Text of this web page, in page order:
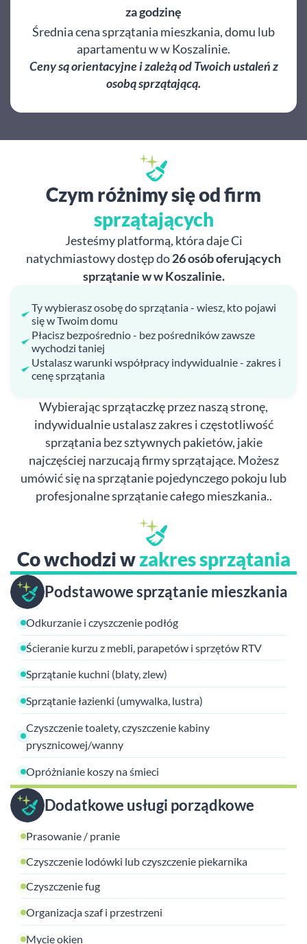
za godzinę
Średnia cena sprzątania mieszkania, domu lub
apartamentu w w Koszalinie.
Ceny są orientacyjne i zależą od Twoich ustaleń z
osobą sprzątającą.
Czym różnimy się od firm
sprzątających
Jesteśmy platformą, która daje Ci
natychmiastowy dostęp do26 osób oferujących
sprzątanie w w Koszalinie.
Ty wybierasz osobę do sprzątania - wiesz, kto pojawi
się w Twoim domu
Płacisz bezpośrednio - bez pośredników zawsze
wychodzi taniej
Ustalasz warunki współpracy indywidualnie - zakres i
cenę sprzątania
Wybierając sprzątaczkę przez naszą stronę,
indywidualnie ustalasz zakres i częstotliwość
sprzątania bez sztywnych pakietów, jakie
najczęściej narzucają firmy sprzątające. Możesz
umówić się na sprzątanie pojedynczego pokoju lub
profesjonalne sprzątanie całego mieszkania..
Co wchodzi wzakres sprzątania
Podstawowe sprzątanie mieszkania
Odkurzanie i czyszczenie podłóg
Ścieranie kurzu z mebli, parapetów i sprzętów RTV
Sprzątanie kuchni (blaty, zlew)
Sprzątanie łazienki (umywalka, lustra)
Czyszczenie toalety, czyszczenie kabiny
prysznicowej/wanny
Opróżnianie koszy na śmieci
Dodatkowe usługi porządkowe
Prasowanie / pranie
Czyszczenie lodówki lub czyszczenie piekarnika
Czyszczenie fug
Organizacja szaf i przestrzeni
Mycie okien